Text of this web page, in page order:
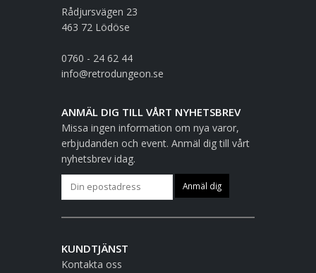
Rådjursvägen 23
463 72 Lödöse
0760 - 24 62 44
info@retrodungeon.se
ANMÄL DIG TILL VÅRT NYHETSBREV
Missa ingen information om nya varor,
erbjudanden och event. Anmäl dig till vårt
nyhetsbrev idag.
KUNDTJÄNST
Kontakta oss